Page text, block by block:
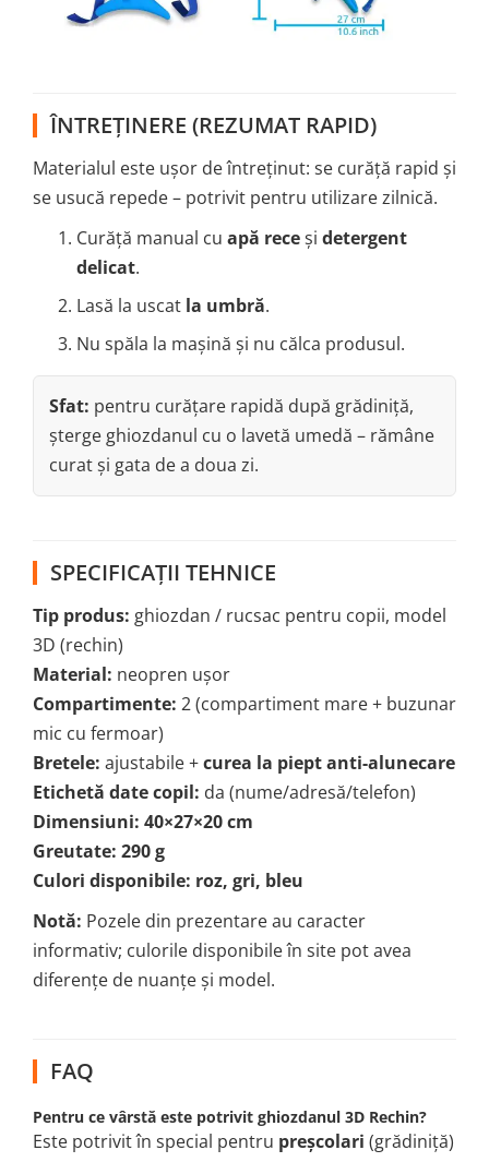
ÎNTREȚINERE (REZUMAT RAPID)
Materialul este ușor de întreținut: se curăță rapid și
se usucă repede – potrivit pentru utilizare zilnică.
Curăță manual cu apă receși detergent
delicat.
Lasă la uscat la umbră.
Nu spăla la mașină și nu călca produsul.
Sfat: pentru curățare rapidă după grădiniță,
șterge ghiozdanul cu o lavetă umedă – rămâne
curat și gata de a doua zi.
SPECIFICAȚII TEHNICE
Tip produs: ghiozdan / rucsac pentru copii, model
3D (rechin)
Material: neopren ușor
Compartimente: 2 (compartiment mare + buzunar
mic cu fermoar)
Bretele: ajustabile +curea la piept anti-alunecare
Etichetă date copil: da (nume/adresă/telefon)
Dimensiuni: 40×27×20 cm
Greutate: 290 g
Culori disponibile: roz, gri, bleu
Notă: Pozele din prezentare au caracter
informativ; culorile disponibile în site pot avea
diferențe de nuanțe și model.
FAQ
Pentru ce vârstă este potrivit ghiozdanul 3D Rechin?
Este potrivit în special pentru preșcolari (grădiniță)